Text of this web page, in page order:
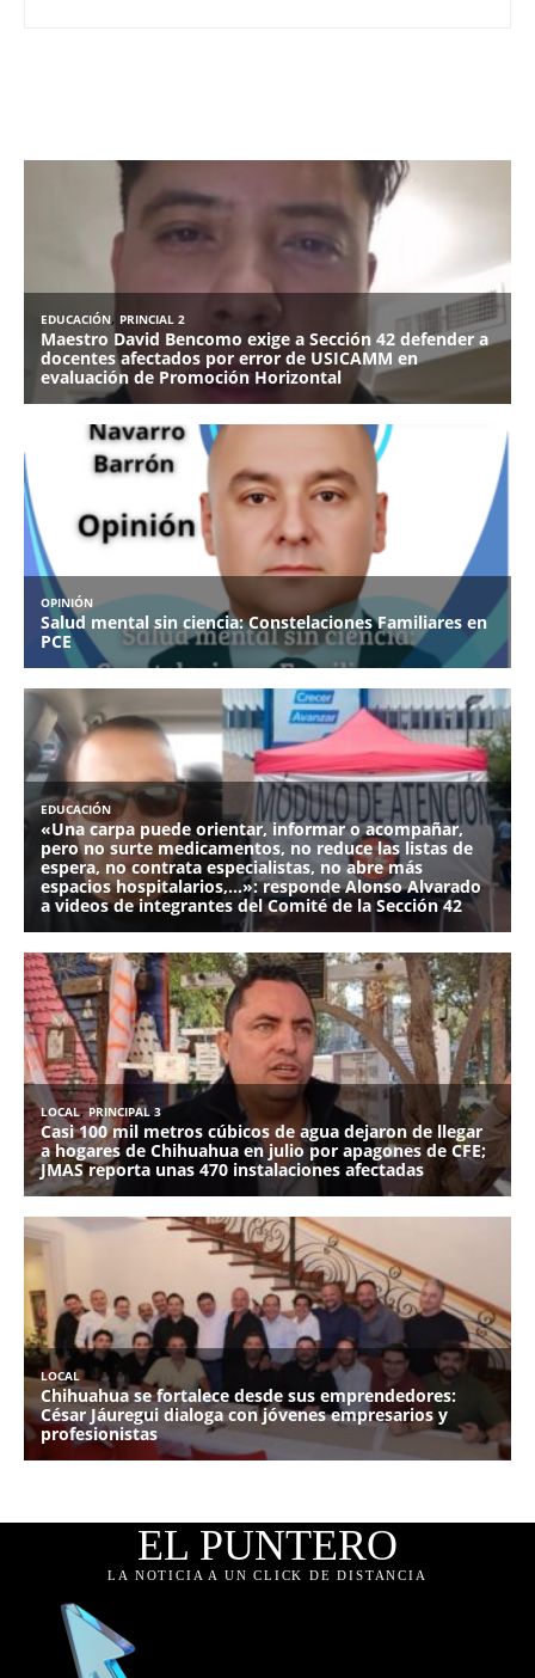
EL PUNTERO
LA NOTICIA A UN CLICK DE DISTANCIA